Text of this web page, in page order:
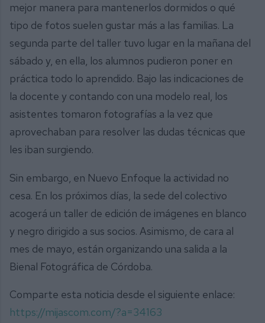
mejor manera para mantenerlos dormidos o qué
tipo de fotos suelen gustar más a las familias. La
segunda parte del taller tuvo lugar en la mañana del
sábado y, en ella, los alumnos pudieron poner en
práctica todo lo aprendido. Bajo las indicaciones de
la docente y contando con una modelo real, los
asistentes tomaron fotografías a la vez que
aprovechaban para resolver las dudas técnicas que
les iban surgiendo.
Sin embargo, en Nuevo Enfoque la actividad no
cesa. En los próximos días, la sede del colectivo
acogerá un taller de edición de imágenes en blanco
y negro dirigido a sus socios. Asimismo, de cara al
mes de mayo, están organizando una salida a la
Bienal Fotográfica de Córdoba.
Comparte esta noticia desde el siguiente enlace:
https://mijascom.com/?a=34163